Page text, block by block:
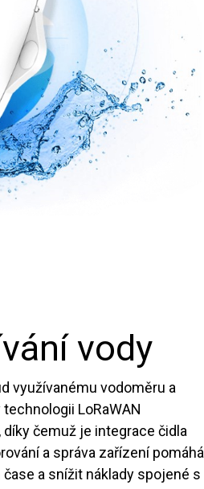
vody
využívanému vodoměru a
LoRaWAN
čemuž je integrace čidla
a správa zařízení pomáhá
a snížit náklady spojené s